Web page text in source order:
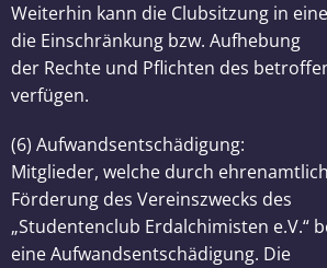
Weiterhin kann die Clubsitzung in
die Einschränkung bzw. Aufhebung
der Rechte und Pflichten des
verfügen.
(6) Aufwandsentschädigung:
Mitglieder, welche durch
Förderung des Vereinszwecks des
„Studentenclub Erdalchimisten e.V.“
eine Aufwandsentschädigung. Die